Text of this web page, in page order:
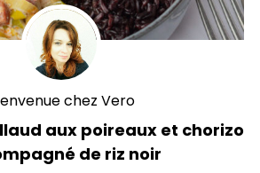
chez Vero
aux poireaux et chorizo
de riz noir